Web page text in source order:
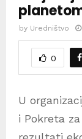
by Uredništvo
0
U
i Pokreta